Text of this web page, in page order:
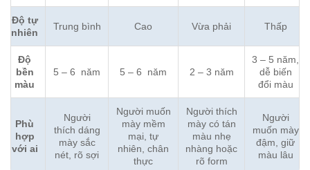
Độ tự
nhiên
Trung bình Cao Vừa phải Thấp
Độ
bền
màu
5 – 6 năm 5 – 6 năm 2 – 3 năm
3 – 5 năm,
dễ biến
đổi màu
Phù
hợp
với ai
Người
thích dáng
mày sắc
nét, rõ sợi
Người muốn
mày mềm
mại, tự
nhiên, chân
thực
Người thích
mày có tán
màu nhẹ
nhàng hoặc
rõ form
Người
muốn mày
đậm, giữ
màu lâu